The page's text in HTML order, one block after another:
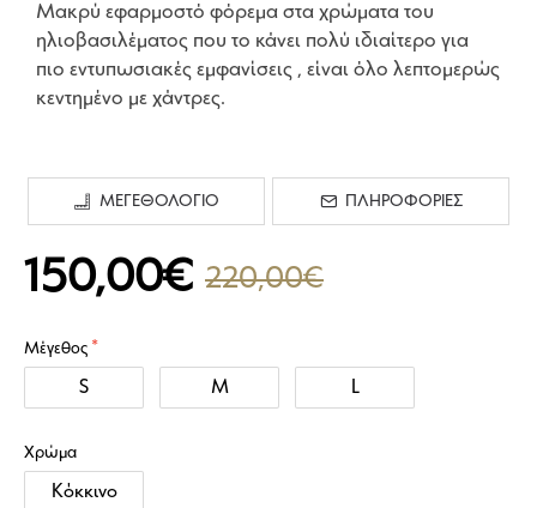
150,00€ 220,00€
Μέγεθος
S M L
Χρώμα
Κόκκινο
Μακρύ εφαρμοστό φόρεμα στα χρώματα του
ηλιοβασιλέματος που το κάνει πολύ ιδιαίτερο για
πιο εντυπωσιακές εμφανίσεις , είναι όλο λεπτομερώς
κεντημένο με χάντρες.
ΜΕΓΕΘΟΛΟΓΙΟ ΠΛΗΡΟΦΟΡΙΕΣ